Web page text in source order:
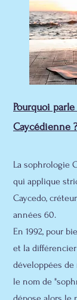
Pourquoi
Caycédienne ?
La sophrologie
qui applique
Caycedo,
années 60.
En 1992, pour
et la
développées
le nom de